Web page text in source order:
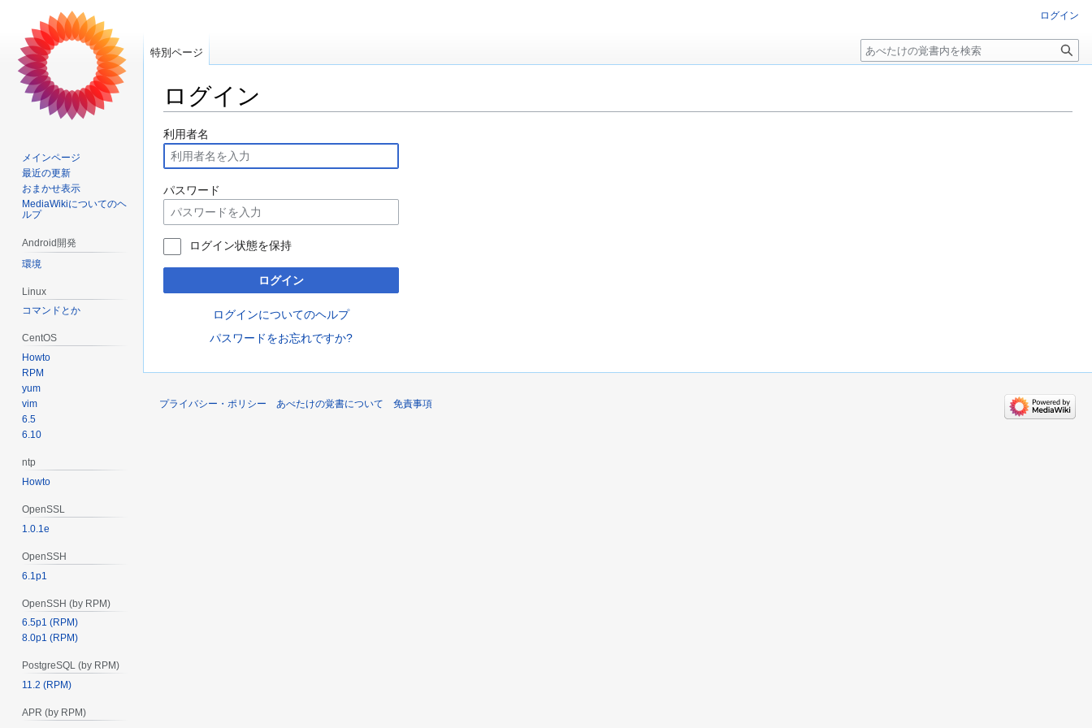
ログイン
ナ
ビ
ゲ
ー
シ
ョ
ン
に
動
検
索
に
移
動
利用者名
パスワード
ログイン状態を保持
ログイン
ログインについてのヘルプ
パスワードをお忘れですか?
ログイン
特別ページ
検
メインページ
最近の更新
おまかせ表示
MediaWikiについてのヘ
ルプ
Android開発
環境
Linux
コマンドとか
CentOS
Howto
RPM
yum
vim
6.5
6.10
ntp
Howto
OpenSSL
1.0.1e
OpenSSH
6.1p1
OpenSSH (by RPM)
6.5p1 (RPM)
8.0p1 (RPM)
PostgreSQL (by RPM)
11.2 (RPM)
APR (by RPM)
プライバシー・ポリシー あべたけの覚書について 免責事項